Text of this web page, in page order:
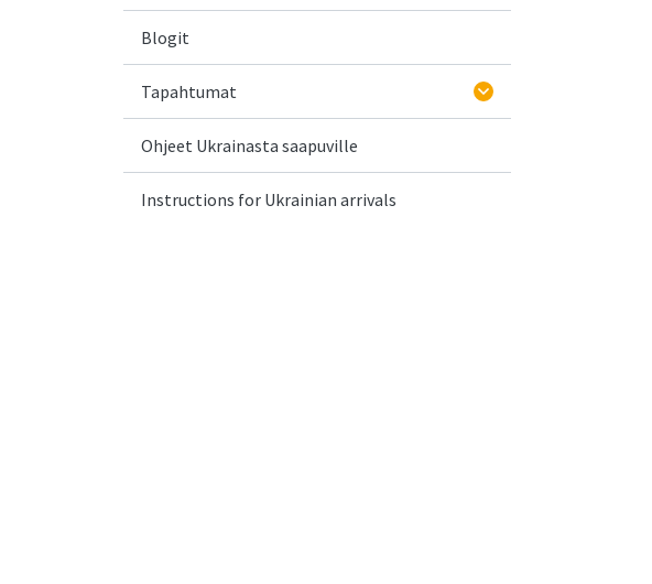
Blogit
Tapahtumat
Ohjeet Ukrainasta saapuville
Instructions for Ukrainian arrivals